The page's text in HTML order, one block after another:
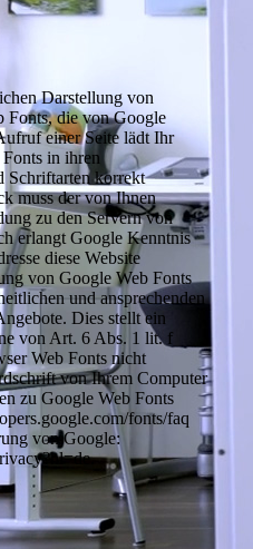
Darstellung von
Fonts, die von Google
einer Seite lädt Ihr
in ihren
Schriftarten korrekt
muss der von Ihnen
zu den Servern von
erlangt Google Kenntnis
diese Website
von Google Web Fonts
und ansprechenden
Dies stellt ein
von Art. 6 Abs. 1 lit. f
Web Fonts nicht
von Ihrem Computer
zu Google Web Fonts
fonts/faq
von Google: